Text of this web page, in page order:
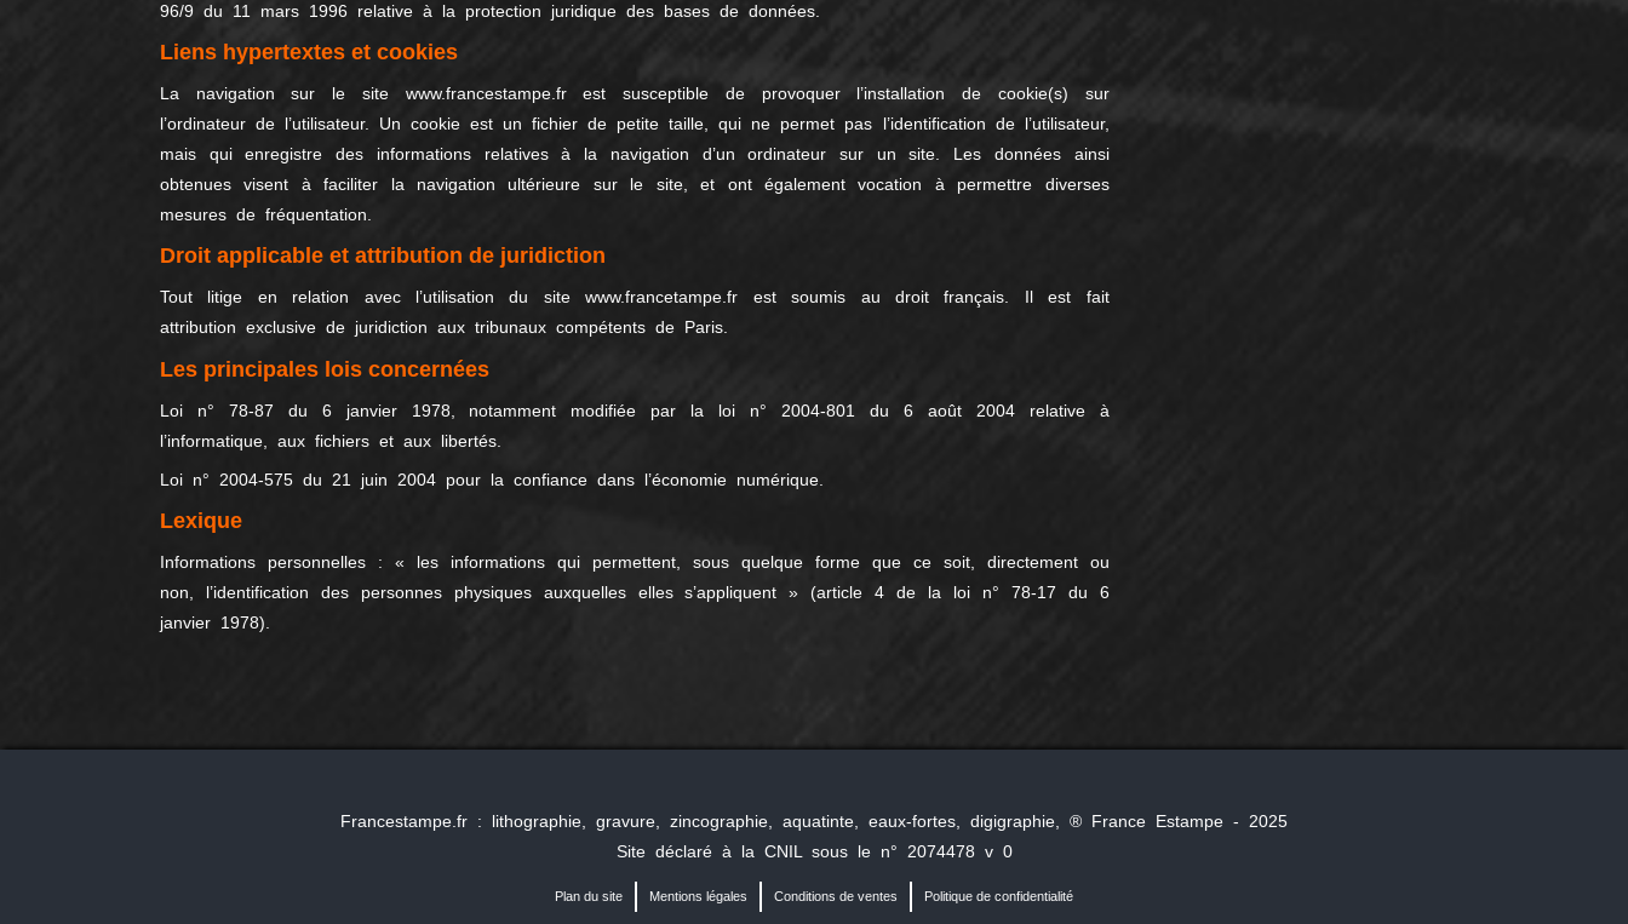
96/9 du 11 mars 1996 relative à la protection juridique des bases de données.
Liens hypertextes et cookies
La navigation sur le site www.francestampe.fr est susceptible de provoquer l’installation de cookie(s) sur
l’ordinateur de l’utilisateur. Un cookie est un fichier de petite taille, qui ne permet pas l’identification de l’utilisateur,
mais qui enregistre des informations relatives à la navigation d’un ordinateur sur un site. Les données ainsi
obtenues visent à faciliter la navigation ultérieure sur le site, et ont également vocation à permettre diverses
mesures de fréquentation.
Droit applicable et attribution de juridiction
Tout litige en relation avec l’utilisation du site www.francetampe.fr est soumis au droit français. Il est fait
attribution exclusive de juridiction aux tribunaux compétents de Paris.
Les principales lois concernées
Loi n° 78-87 du 6 janvier 1978, notamment modifiée par la loi n° 2004-801 du 6 août 2004 relative à
l’informatique, aux fichiers et aux libertés.
Loi n° 2004-575 du 21 juin 2004 pour la confiance dans l’économie numérique.
Lexique
Informations personnelles : « les informations qui permettent, sous quelque forme que ce soit, directement ou
non, l’identification des personnes physiques auxquelles elles s’appliquent » (article 4 de la loi n° 78-17 du 6
janvier 1978).
Francestampe.fr : lithographie, gravure, zincographie, aquatinte, eaux-fortes, digigraphie, ® France Estampe - 2025
Site déclaré à la CNIL sous le n° 2074478 v 0
Plan du site Mentions légales Conditions de ventes Politique de confidentialité